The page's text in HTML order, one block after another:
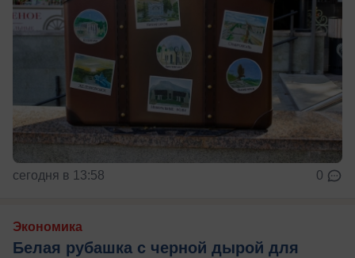
сегодня в 13:58 0
Экономика
Белая рубашка с черной дырой для